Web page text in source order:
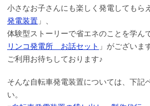
小さなお子さんにも楽しく発電してもら
発電装置 」、
体験型ストーリーで省エネのことを学ん
リンコ発電所 お話セット 」がございま
ご利用お待ちしております♪
そんな自転車発電装置については、下記
い。